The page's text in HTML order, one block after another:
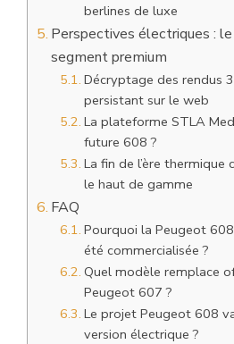
berlines de luxe
Perspectives électriques : le
segment premium
Décryptage des rendus
persistant sur le web
La plateforme STLA
future 608 ?
La fin de l’ère thermique
le haut de gamme
FAQ
Pourquoi la Peugeot
été commercialisée ?
Quel modèle remplace
Peugeot 607 ?
Le projet Peugeot 608
version électrique ?